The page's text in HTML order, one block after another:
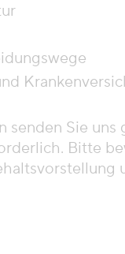
senden Sie uns
Bitte